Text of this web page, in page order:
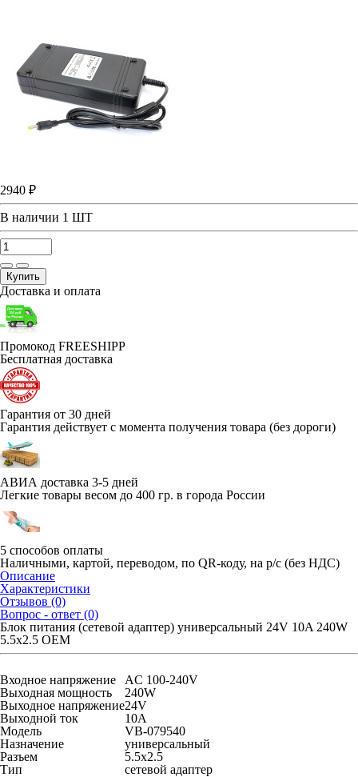
2940 ₽
В наличии 1 ШТ
Купить
Доставка и оплата
Промокод FREESHIPP
Бесплатная доставка
Гарантия от 30 дней
Гарантия действует с момента получения товара (без дороги)
АВИА доставка 3-5 дней
Легкие товары весом до 400 гр. в города России
5 способов оплаты
Наличными, картой, переводом, по QR-коду, на р/с (без НДС)
Описание
Характеристики
Отзывов (0)
Вопрос - ответ (0)
Блок питания (сетевой адаптер) универсальный 24V 10A 240W
5.5x2.5 OEM
Входное напряжение
AC 100-240V
Выходная мощность
240W
Выходное напряжение24V
Выходной ток
10A
Модель
VB-079540
Назначение
универсальный
Разъем
5.5x2.5
Тип
сетевой адаптер